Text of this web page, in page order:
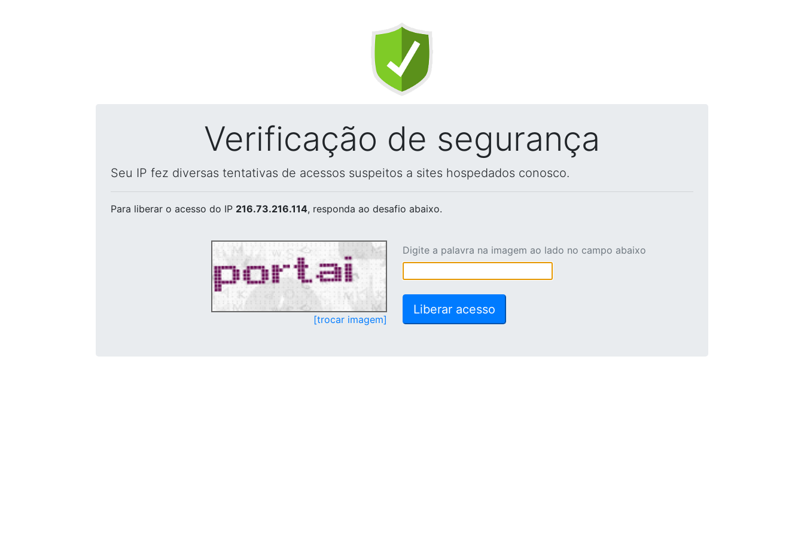
Verificação de segurança
Seu IP fez diversas tentativas de acessos suspeitos a sites hospedados conosco.
Para liberar o acesso do IP 216.73.216.114, responda ao desafio abaixo.
[trocar imagem]
Digite a palavra na imagem ao lado no campo abaixo